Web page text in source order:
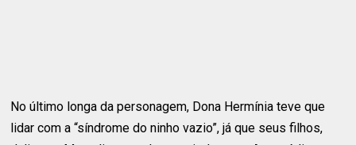
No último longa da personagem, Dona Hermínia teve que
lidar com a “síndrome do ninho vazio”, já que seus filhos,